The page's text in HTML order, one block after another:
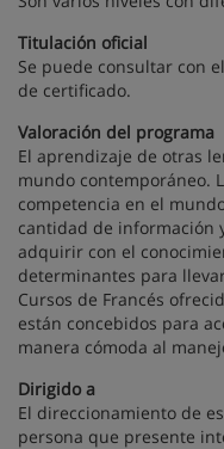
Titulación oficial
Se puede consultar con
de certificado.
Valoración del programa
El aprendizaje de otras
mundo contemporáneo.
competencia en el
cantidad de información
adquirir con el
determinantes para
Cursos de Francés
están concebidos para
manera cómoda al
Dirigido a
El direccionamiento de
persona que presente